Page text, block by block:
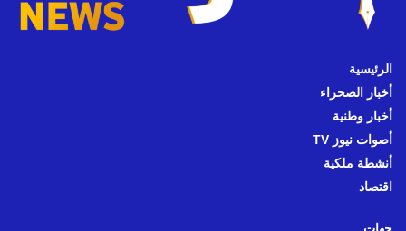
الرئيسية
أخبار الصحراء
أخبار وطنية
أصوات نيوز TV
أنشطة ملكية
اقتصاد